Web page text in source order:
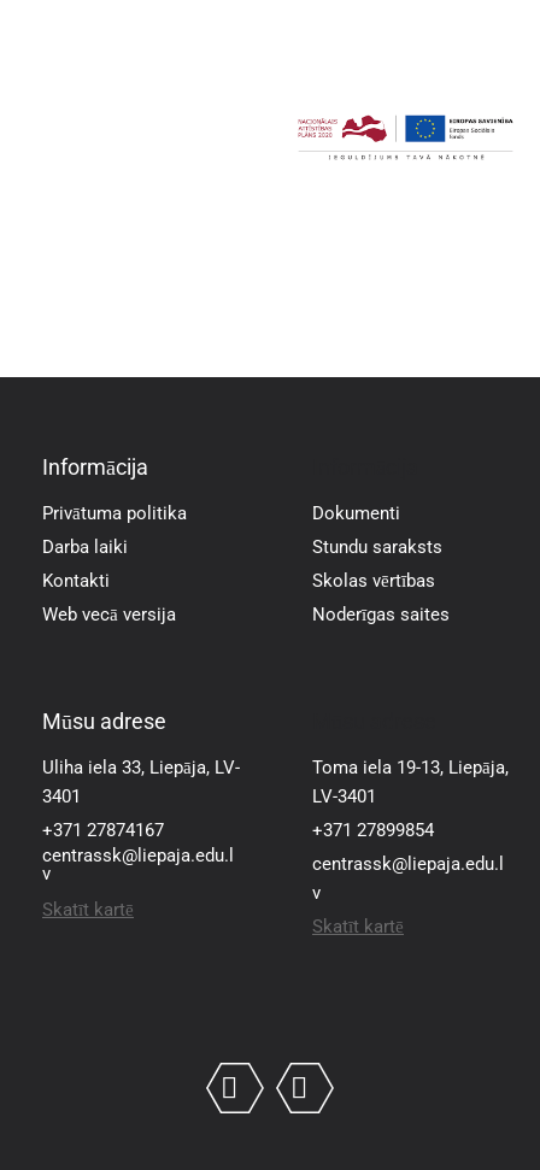
Informācija
Privātuma politika
Darba laiki
Kontakti
Web vecā versija
Dokumenti
Stundu saraksts
Skolas vērtības
Noderīgas saites
Mūsu adrese
Uliha iela 33, Liepāja, LV-
3401
+371 27874167
centrassk@liepaja.edu.l
v
Skatīt kartē
Toma iela 19-13, Liepāja,
LV-3401
+371 27899854
centrassk@liepaja.edu.l
v
Skatīt kartē